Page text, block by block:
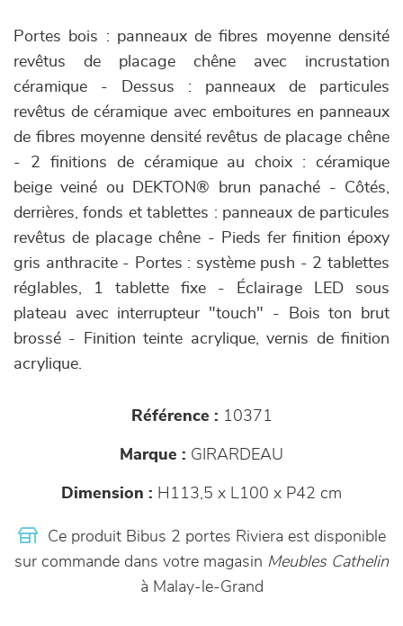
Portes bois : panneaux de fibres moyenne densité
revêtus de placage chêne avec incrustation
céramique - Dessus : panneaux de particules
revêtus de céramique avec emboitures en panneaux
de fibres moyenne densité revêtus de placage chêne
- 2 finitions de céramique au choix : céramique
beige veiné ou DEKTON® brun panaché - Côtés,
derrières, fonds et tablettes : panneaux de particules
revêtus de placage chêne - Pieds fer finition époxy
gris anthracite - Portes : système push - 2 tablettes
réglables, 1 tablette fixe - Éclairage LED sous
plateau avec interrupteur "touch" - Bois ton brut
brossé - Finition teinte acrylique, vernis de finition
acrylique.
Référence : 10371
Marque : GIRARDEAU
Dimension : H113,5 x L100 x P42 cm
Ce produit Bibus 2 portes Riviera est disponible
sur commande dans votre magasin Meubles Cathelin
à Malay-le-Grand